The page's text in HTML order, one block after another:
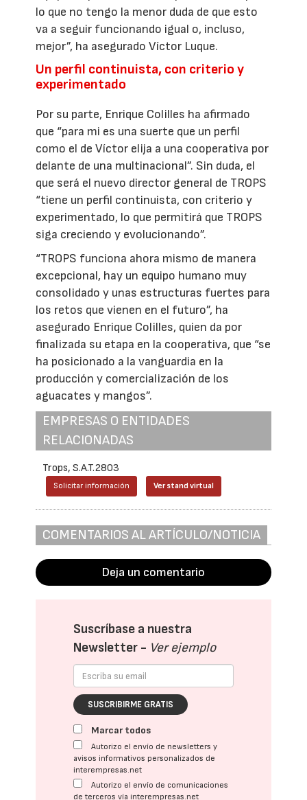
lo que no tengo la menor duda de que esto
va a seguir funcionando igual o, incluso,
mejor”, ha asegurado Víctor Luque.
Un perfil continuista, con criterio y
experimentado
Por su parte, Enrique Colilles ha afirmado
que “para mi es una suerte que un perfil
como el de Víctor elija a una cooperativa por
delante de una multinacional”. Sin duda, el
que será el nuevo director general de TROPS
“tiene un perfil continuista, con criterio y
experimentado, lo que permitirá que TROPS
siga creciendo y evolucionando”.
“TROPS funciona ahora mismo de manera
excepcional, hay un equipo humano muy
consolidado y unas estructuras fuertes para
los retos que vienen en el futuro”, ha
asegurado Enrique Colilles, quien da por
finalizada su etapa en la cooperativa, que “se
ha posicionado a la vanguardia en la
producción y comercialización de los
aguacates y mangos”.
EMPRESAS O ENTIDADES
RELACIONADAS
Trops, S.A.T.2803
Solicitar información Ver stand virtual
COMENTARIOS AL ARTÍCULO/NOTICIA
Deja un comentario
Suscríbase a nuestra
Newsletter - Ver ejemplo
SUSCRIBIRME GRATIS
Marcar todos
Autorizo el envío de newsletters y
avisos informativos personalizados de
interempresas.net
Autorizo el envío de comunicaciones
de terceros vía interempresas.net